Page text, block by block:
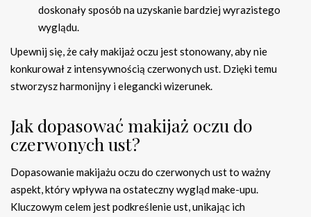
doskonały sposób na uzyskanie bardziej wyrazistego
wyglądu.
Upewnij się, że cały makijaż oczu jest stonowany, aby nie
konkurował z intensywnością czerwonych ust. Dzięki temu
stworzysz harmonijny i elegancki wizerunek.
Jak dopasować makijaż oczu do
czerwonych ust?
Dopasowanie makijażu oczu do czerwonych ust to ważny
aspekt, który wpływa na ostateczny wygląd make-upu.
Kluczowym celem jest podkreślenie ust, unikając ich